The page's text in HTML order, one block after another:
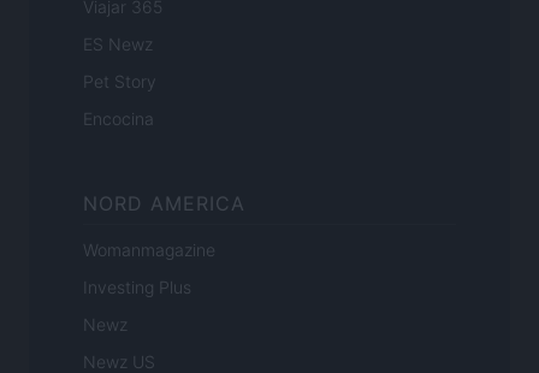
Viajar 365
ES Newz
Pet Story
Encocina
NORD AMERICA
Womanmagazine
Investing Plus
Newz
Newz US